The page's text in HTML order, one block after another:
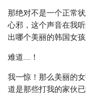
那绝对不是一个正常
心邪，这个声音在我
出哪个美丽的韩国女孩
难道.....！
我一惊！那么美丽的
道是那些打我的家伙已